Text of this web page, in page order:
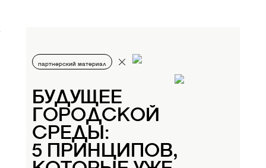
партнерский материал
БУДУЩЕЕ
ГОРОДСКОЙ
СРЕДЫ:
5 ПРИНЦИПОВ,